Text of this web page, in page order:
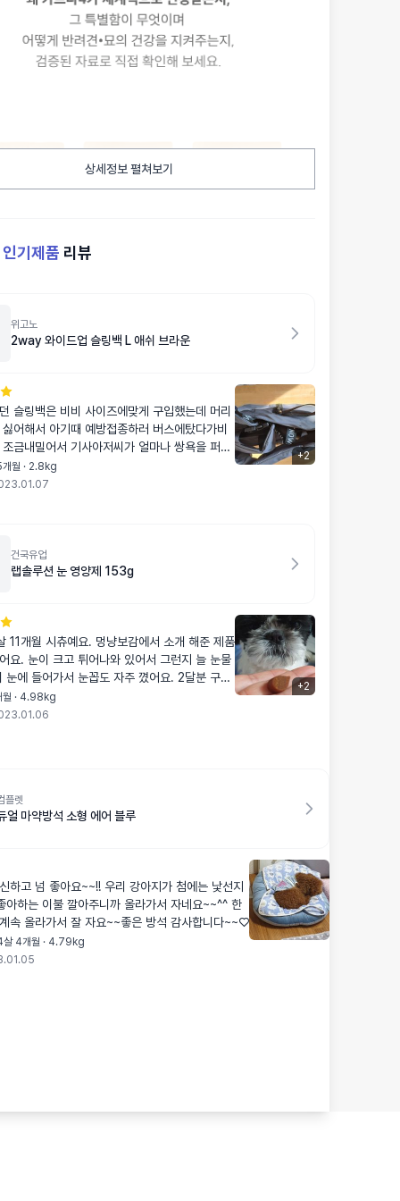
상세정보 펼쳐보기
인기제품 리뷰
위고노
2way 와이드업 슬링백 L 애쉬 브라운
슬링백은 비비 사이즈에맞게 구입했는데 머리
어해서 아기때 예방접종하러 버스에탔다가비
금내밀어서 기사아저씨가 얼마나 쌍욕을 퍼부
로 대중교통 을이용하지않다가 다음달에 중성
해서 아주 큼지막한걸로 구입했는데 안도넓고
개월 · 2.8kg
+2
건국유업
랩솔루션 눈 영양제 153g
예요. 멍냥보감에서 소개 해준 제품
요. 눈이 크고 튀어나와 있어서 그런지 늘 눈물
들어가서 눈꼽도 자주 꼈어요. 2달분 구매
한달분 거의 다 먹어갈때쯤 부터 눈꼽이 줄었
사 있어요!
월 · 4.98kg
+2
플렛
얼 마약방석 소형 에어 블루
하고 넘 좋아요~~!! 우리 강아지가 첨에는 낯선지
아하는 이불 깔아주니까 올라가서 자네요~~^^ 한
속 올라가서 잘 자요~~좋은 방석 감사합니다~~♡
살 4개월 · 4.79kg